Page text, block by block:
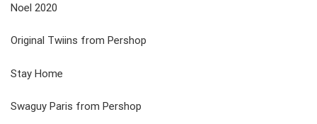
Noel 2020
Original Twiins from Pershop
Stay Home
Swaguy Paris from Pershop